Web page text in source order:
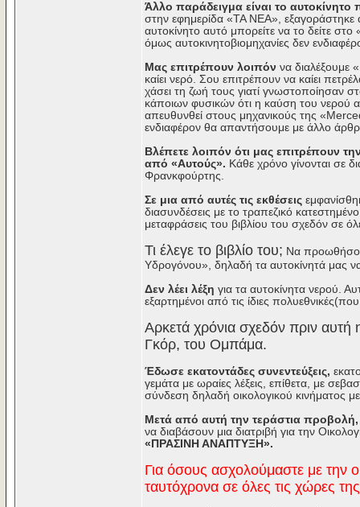
Άλλο παράδειγμα είναι το αυτοκίνητο
στην εφημερίδα «ΤΑ ΝΕΑ», εξαγοράστηκε
αυτοκίνητο αυτό μπορείτε να το δείτε
όμως αυτοκινητοβιομηχανίες δεν
Μας επιτρέπουν λοιπόν να διαλέξουμε
καίει νερό. Σου επιτρέπουν να καίει
χάσει τη ζωή τους γιατί γνωστοποίησαν
κάποιων φυσικών ότι η καύση του νερού
απευθυνθεί στους μηχανικούς της
ενδιαφέρον θα απαντήσουμε με άλλο
Βλέπετε λοιπόν ότι μας επιτρέπουν
από «Αυτούς». Κάθε χρόνο γίνονται σε
Φρανκφούρτης.
Σε μια από αυτές τις εκθέσεις
διασυνδέσεις με το τραπεζικό
μεταφράσεις του βιβλίου του σχεδόν σε
Τι έλεγε το βιβλίο του; Να
Υδρογόνου», δηλαδή τα αυτοκίνητά μας
Δεν λέει λέξη για τα αυτοκίνητα νερού.
εξαρτημένοι από τις ίδιες
Αρκετά χρόνια σχεδόν πριν
Γκόρ, του Ομπάμα.
Έδωσε εκατοντάδες συνεντεύξεις,
γεμάτα με ωραίες λέξεις, επίθετα, με
σύνδεση δηλαδή οικολογικού κινήματος με
Μετά από αυτή την τεράστια προβολή,
να διαβάσουν μια διατριβή για την
«ΠΡΑΣΙΝΗ ΑΝΑΠΤΥΞΗ».
Για όσους ασχολούμαστε με την
ταυτόχρονα σε όλες τις χώρες